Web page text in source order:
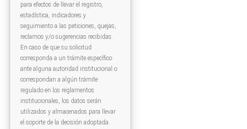
para efectos de llevar el registro,
estadística, indicadores y
seguimiento a las peticiones, quejas,
reclamos y/o sugerencias recibidas.
En caso de que su solicitud
corresponda a un trámite específico
ante alguna autoridad institucional o
correspondan a algún trámite
regulado en los reglamentos
institucionales, los datos serán
utilizados y almacenados para llevar
el soporte de la decisión adoptada.